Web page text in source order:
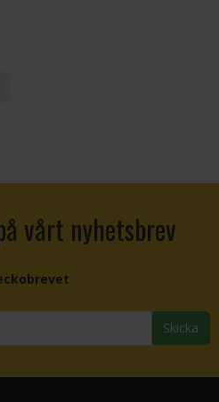
vårt nyhetsbrev
Skicka